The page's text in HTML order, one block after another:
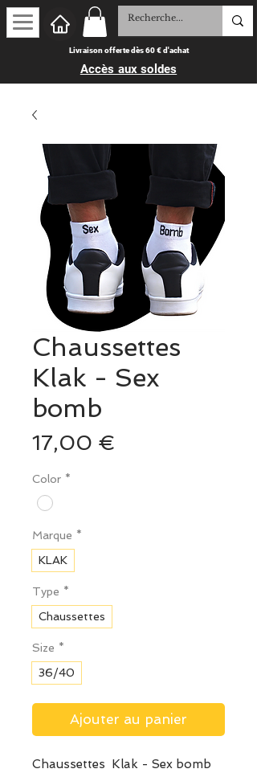
Livraison offerte dès 60 € d'achat
Accès aux soldes
Chaussettes
Klak - Sex
bomb
17,00 €
Color *
Marque *
KLAK
Type *
Chaussettes
Size *
36/40
Ajouter au panier
Chaussettes Klak - Sex bomb